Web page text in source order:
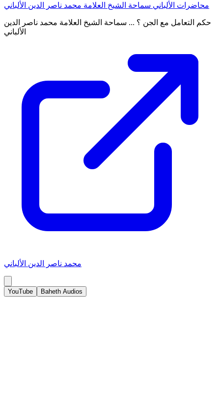
محاضرات الألباني سماحة الشيخ العلامة محمد ناصر الدين الألباني
حكم التعامل مع الجن ؟ ... سماحة الشيخ العلامة محمد ناصر الدين
الألباني
محمد ناصر الدين الألباني
YouTube Baheth Audios